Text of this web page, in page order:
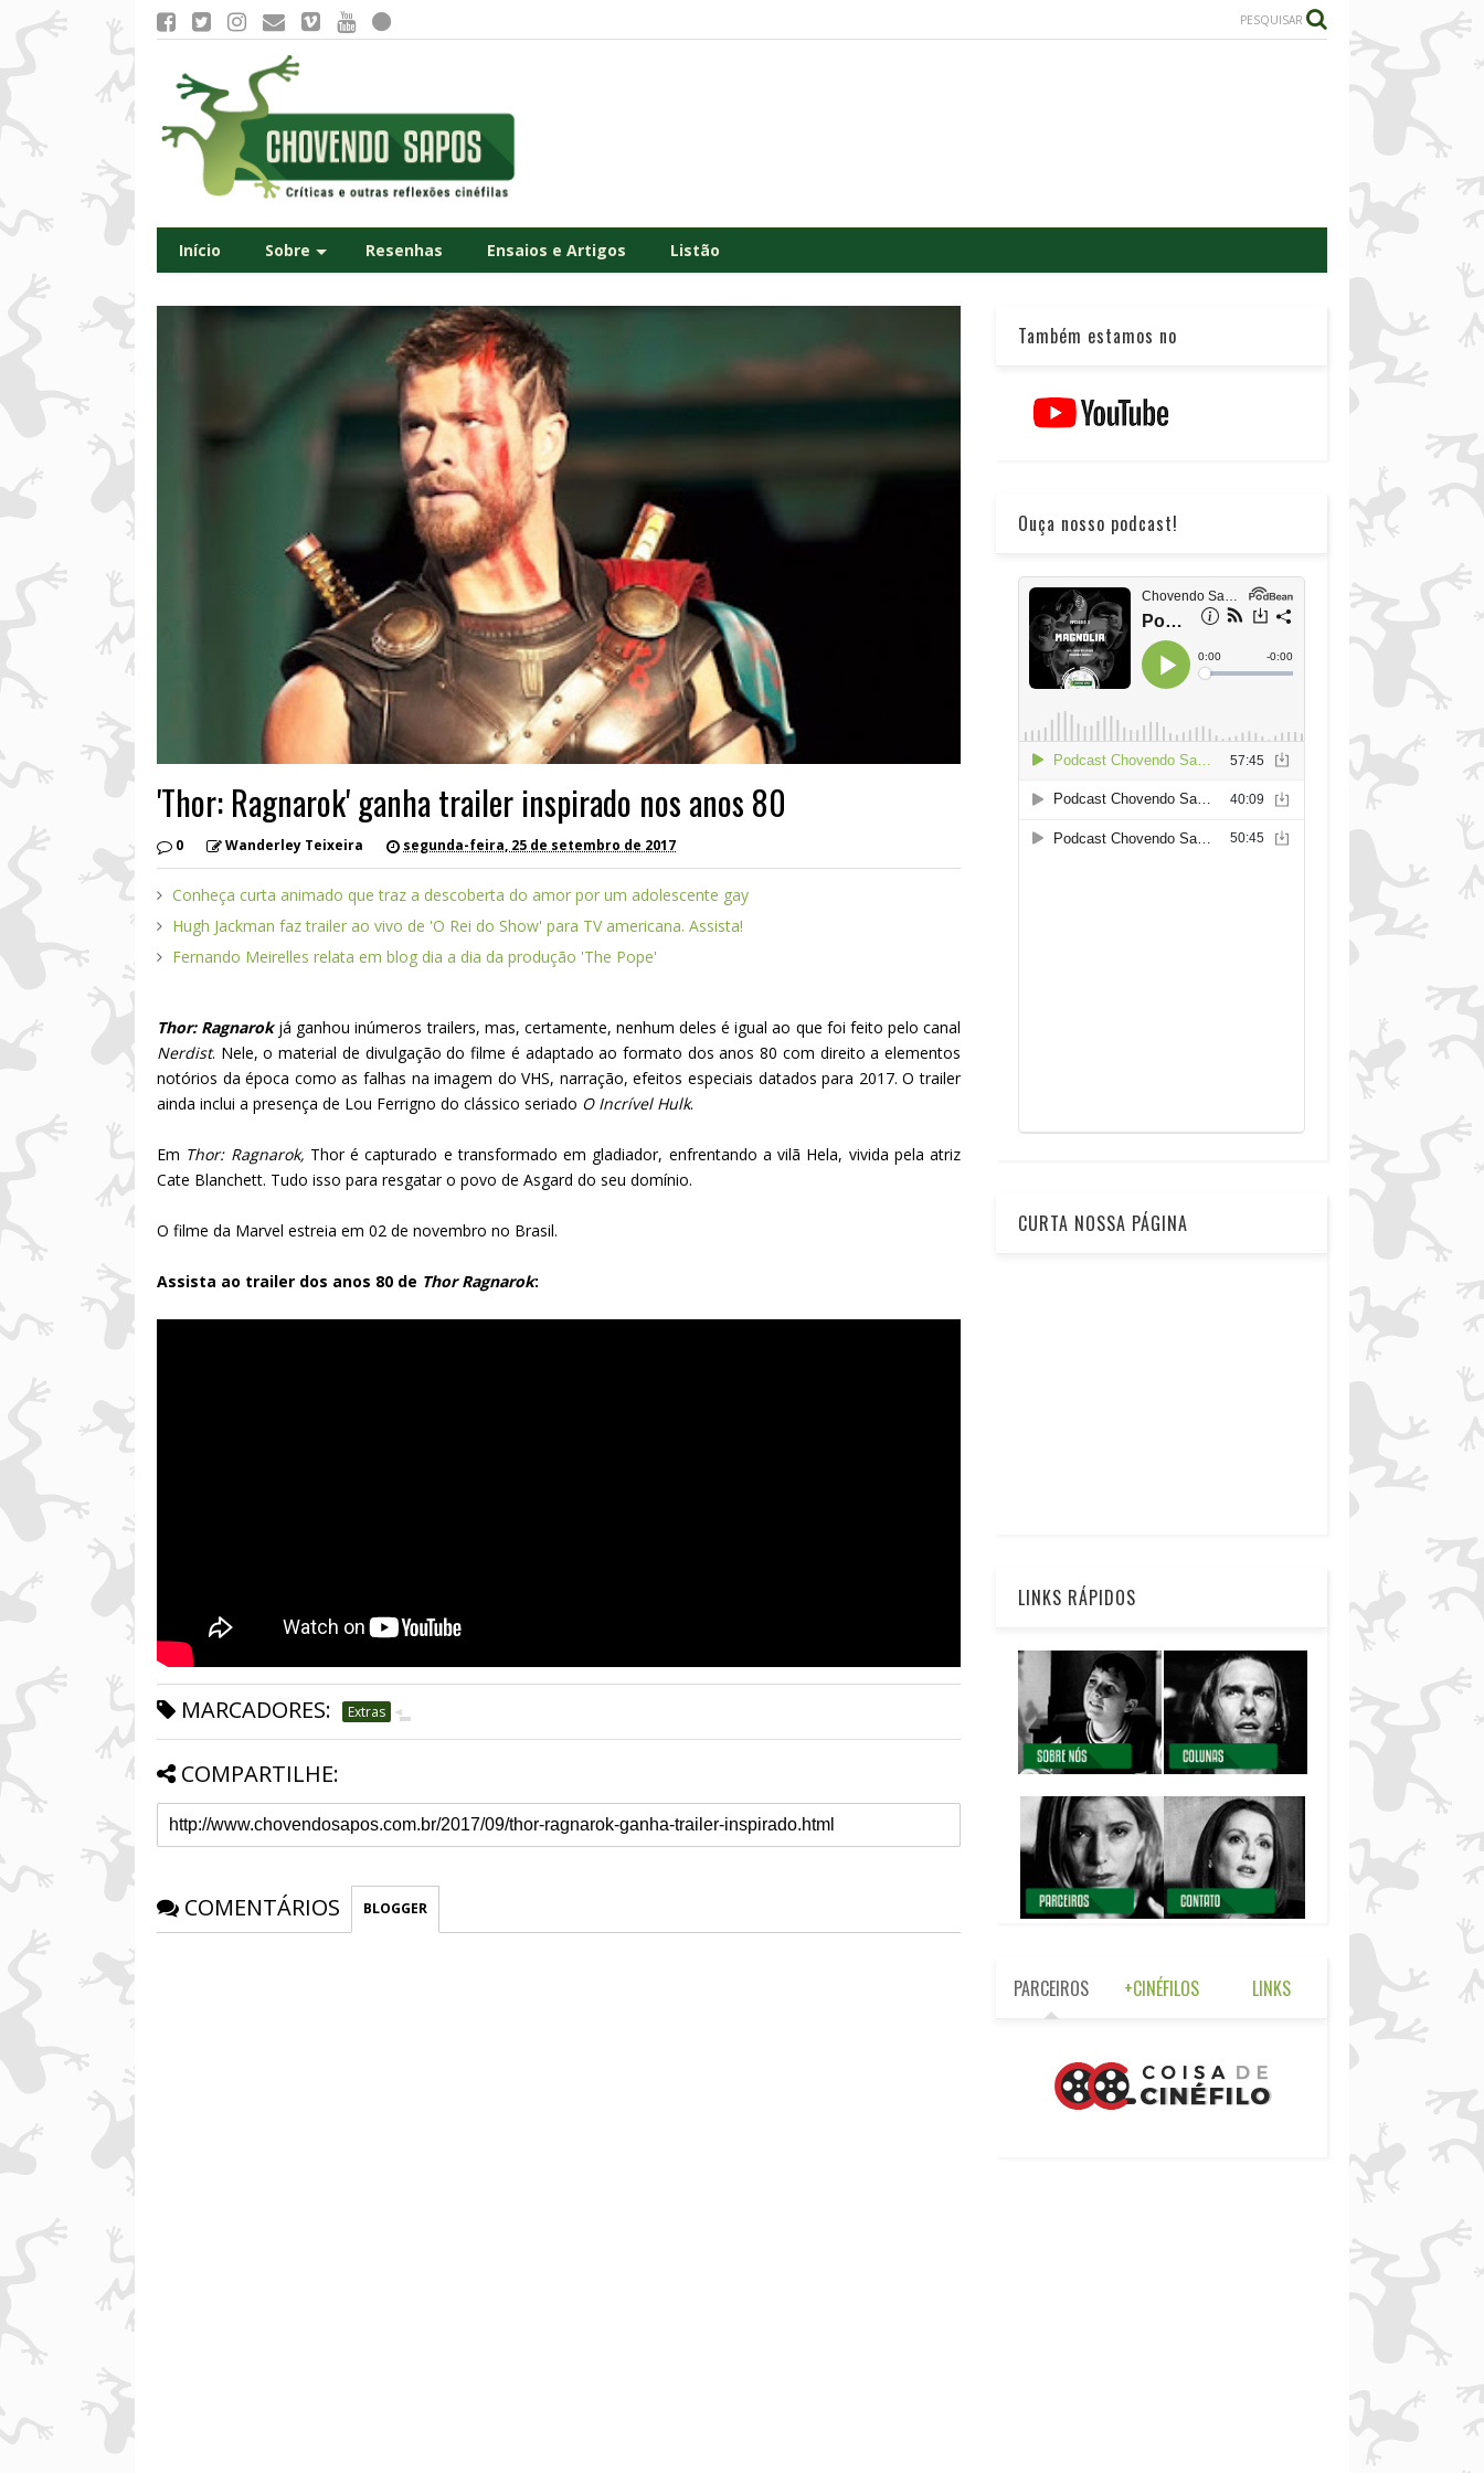
PESQUISAR
Início Sobre Resenhas Ensaios e Artigos Listão
'Thor: Ragnarok' ganha trailer inspirado nos anos 80
0 Wanderley Teixeira segunda-feira, 25 de setembro de 2017
Conheça curta animado que traz a descoberta do amor por um adolescente gay
Hugh Jackman faz trailer ao vivo de 'O Rei do Show' para TV americana. Assista!
Fernando Meirelles relata em blog dia a dia da produção 'The Pope'
Thor: Ragnarok já ganhou inúmeros trailers, mas, certamente, nenhum deles é igual ao que foi feito pelo canal
Nerdist. Nele, o material de divulgação do filme é adaptado ao formato dos anos 80 com direito a elementos
notórios da época como as falhas na imagem do VHS, narração, efeitos especiais datados para 2017. O trailer
ainda inclui a presença de Lou Ferrigno do clássico seriado O Incrível Hulk.
Em Thor: Ragnarok, Thor é capturado e transformado em gladiador, enfrentando a vilã Hela, vivida pela atriz
Cate Blanchett. Tudo isso para resgatar o povo de Asgard do seu domínio.
O filme da Marvel estreia em 02 de novembro no Brasil.
Assista ao trailer dos anos 80 de Thor Ragnarok:
MARCADORES: Extras
COMPARTILHE:
COMENTÁRIOS BLOGGER
Também estamos no
Ouça nosso podcast!
CURTA NOSSA PÁGINA
LINKS RÁPIDOS
PARCEIROS +CINÉFILOS LINKS